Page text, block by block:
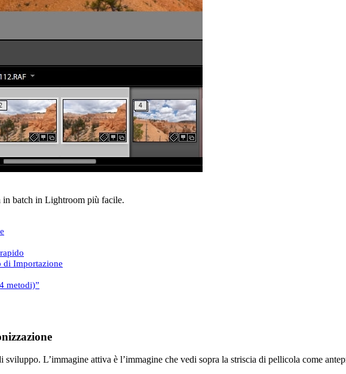
in batch in Lightroom più facile.
di Importazione
metodi)”
L’immagine attiva è l’immagine che vedi sopra la striscia di pellicola come